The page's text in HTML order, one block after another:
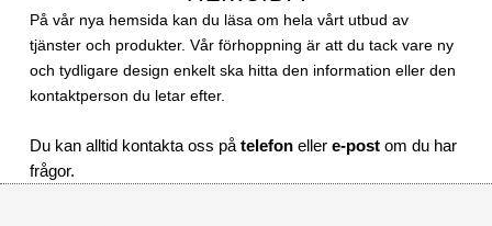
På vår nya hemsida kan du läsa om hela vårt utbud av
tjänster och produkter. Vår förhoppning är att du tack vare ny
och tydligare design enkelt ska hitta den information eller den
kontaktperson du letar efter.
Du kan alltid kontakta oss på telefoneller e-postom du har
frågor.